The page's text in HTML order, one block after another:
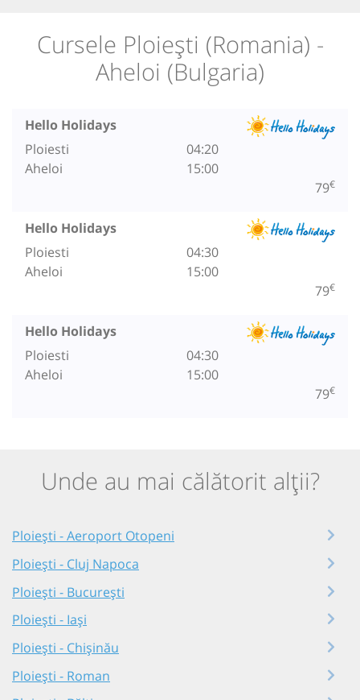
Cursele Ploiești (Romania) -
Aheloi (Bulgaria)
Hello Holidays
Ploiesti
Aheloi
04:20
15:00
79€
Hello Holidays
Ploiesti
Aheloi
04:30
15:00
79€
Hello Holidays
Ploiesti
Aheloi
04:30
15:00
79€
Unde au mai călătorit alții?
Ploiești - Aeroport Otopeni
Ploiești - Cluj Napoca
Ploiești - București
Ploiești - Iași
Ploiești - Chișinău
Ploiești - Roman